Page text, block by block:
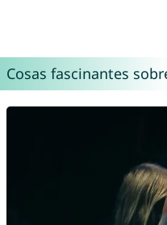
Cosas fascinantes